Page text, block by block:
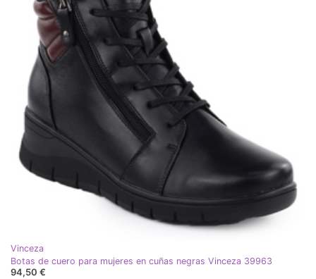
Vinceza
Botas de cuero para mujeres en cuñas negras Vinceza 39963
94,50 €